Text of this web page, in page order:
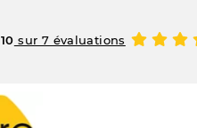
10 sur 7 évaluations